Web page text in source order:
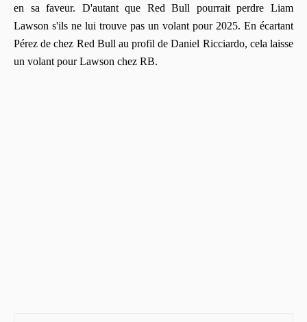
en sa faveur. D'autant que Red Bull pourrait perdre Liam
Lawson s'ils ne lui trouve pas un volant pour 2025. En écartant
Pérez de chez Red Bull au profil de Daniel Ricciardo, cela laisse
un volant pour Lawson chez RB.